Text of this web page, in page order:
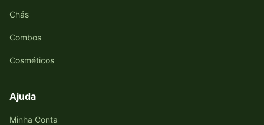
Chás
Combos
Cosméticos
Ajuda
Minha Conta